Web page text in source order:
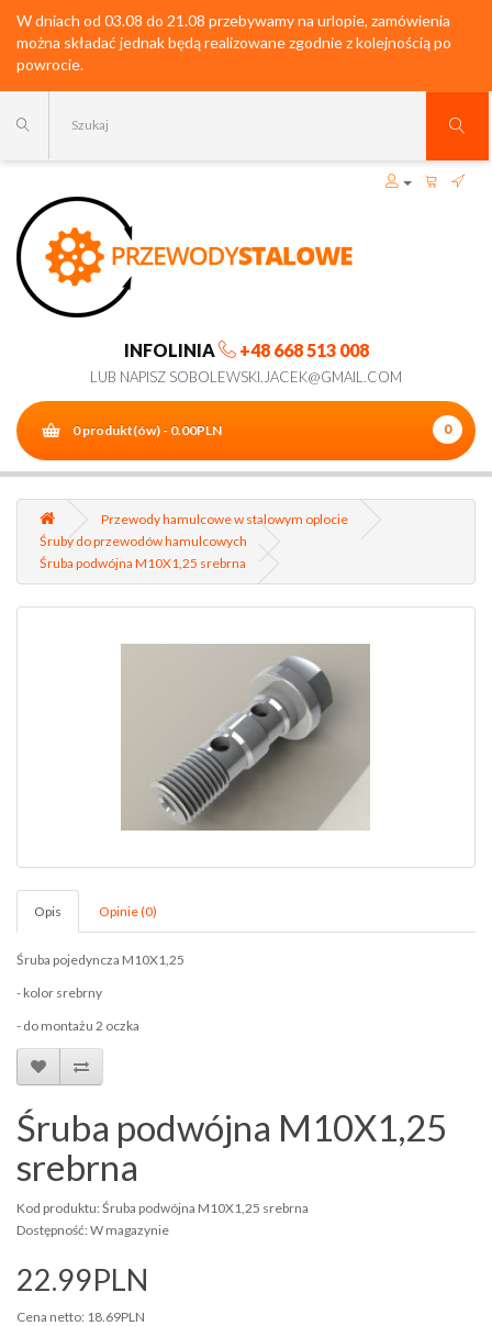
W dniach od 03.08 do 21.08 przebywamy na urlopie, zamówienia
można składać jednak będą realizowane zgodnie z kolejnością po
powrocie.
INFOLINIA +48 668 513 008
LUB NAPISZ SOBOLEWSKI.JACEK@GMAIL.COM
0 produkt(ów) - 0.00PLN 0
Przewody hamulcowe w stalowym oplocie
Śruby do przewodów hamulcowych
Śruba podwójna M10X1,25 srebrna
Opis Opinie (0)
Śruba pojedyncza M10X1,25
- kolor srebrny
- do montażu 2 oczka
Śruba podwójna M10X1,25
srebrna
Kod produktu: Śruba podwójna M10X1,25 srebrna
Dostępność: W magazynie
22.99PLN
Cena netto: 18.69PLN